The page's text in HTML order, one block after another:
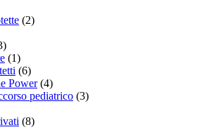
(2)
(1)
(6)
Power(4)
pediatrico (3)
(8)